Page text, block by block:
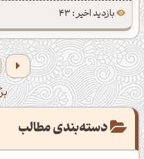
بازدید اخیر : 43
دسته‌بندی مطالب